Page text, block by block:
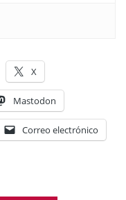
X
Mastodon
Correo electrónico